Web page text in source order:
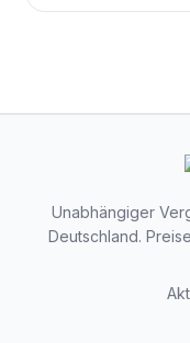
Unabhängiger
Deutschland.